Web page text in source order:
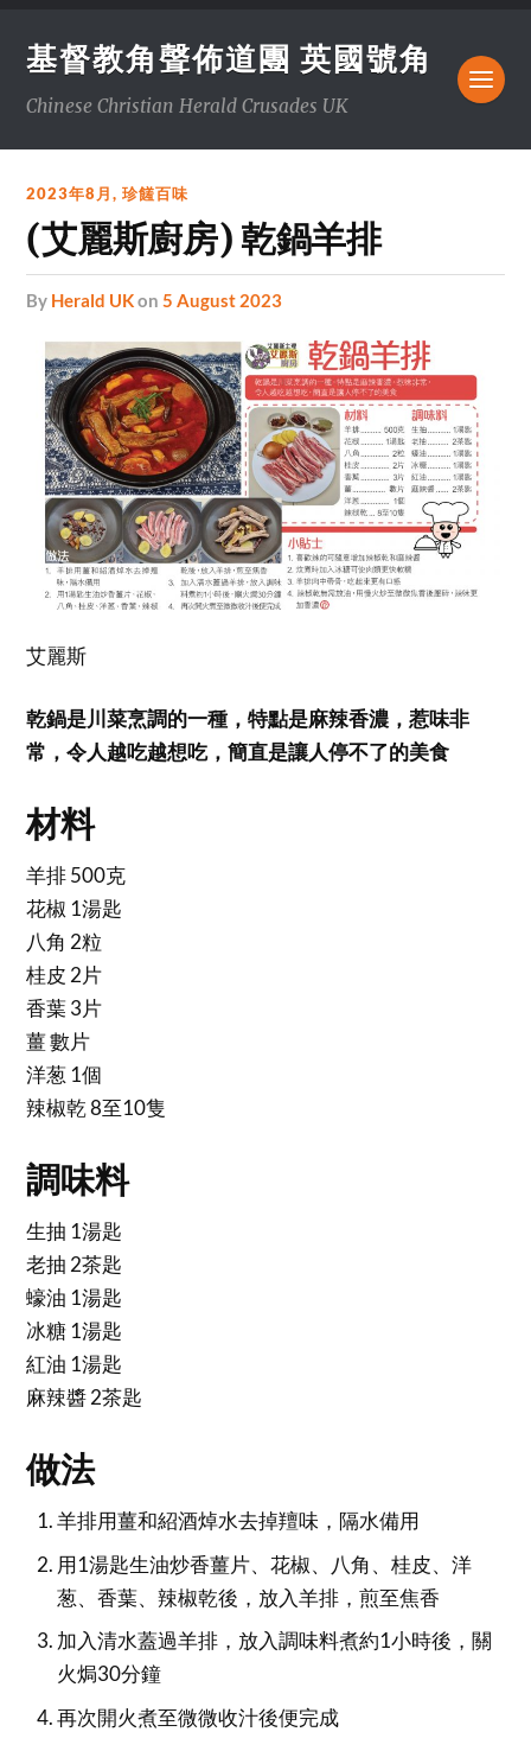
基督教角聲佈道團 英國號角
Chinese Christian Herald Crusades UK
2023年8月,珍饈百味
(艾麗斯廚房) 乾鍋羊排
by Herald UKon5 August 2023
艾麗斯
乾鍋是川菜烹調的一種，特點是麻辣香濃，惹味非
常，令人越吃越想吃，簡直是讓人停不了的美食
材料
羊排 500克
花椒 1湯匙
八角 2粒
桂皮 2片
香葉 3片
薑 數片
洋葱 1個
辣椒乾 8至10隻
調味料
生抽 1湯匙
老抽 2茶匙
蠔油 1湯匙
冰糖 1湯匙
紅油 1湯匙
麻辣醬 2茶匙
做法
羊排用薑和紹酒焯水去掉羶味，隔水備用
用1湯匙生油炒香薑片、花椒、八角、桂皮、洋
葱、香葉、辣椒乾後，放入羊排，煎至焦香
加入清水蓋過羊排，放入調味料煮約1小時後，關
火焗30分鐘
再次開火煮至微微收汁後便完成